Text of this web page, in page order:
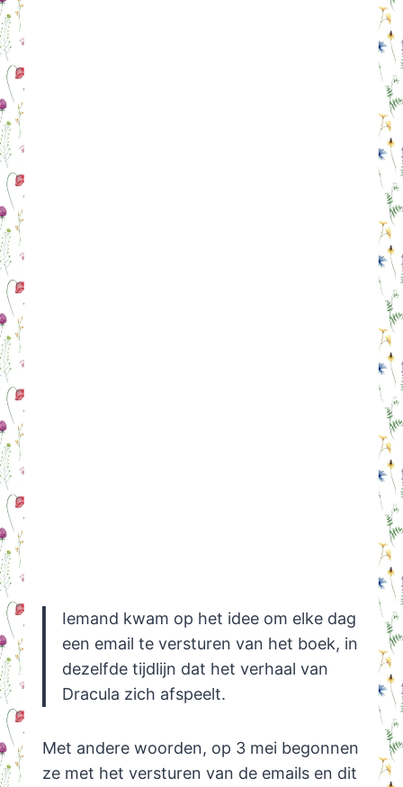
Iemand kwam op het idee om elke dag
een email te versturen van het boek, in
dezelfde tijdlijn dat het verhaal van
Dracula zich afspeelt.
Met andere woorden, op 3 mei begonnen
ze met het versturen van de emails en dit